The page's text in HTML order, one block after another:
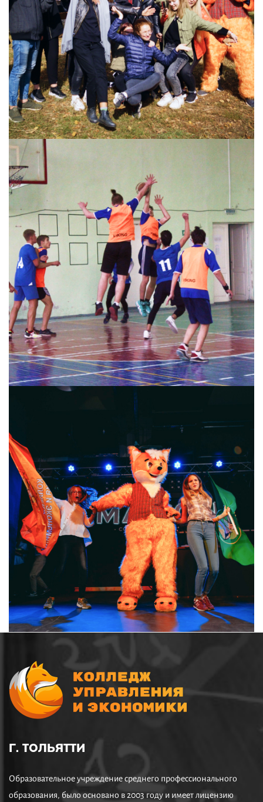
Г. ТОЛЬЯТТИ
Образовательное учреждение среднего профессионального
образования, было основано в 2003 году и имеет лицензию